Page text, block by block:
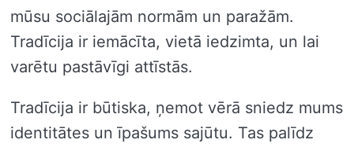
mūsu sociālajām normām un paražām.
Tradīcija ir iemācīta, vietā iedzimta, un lai
varētu pastāvīgi attīstās.
Tradīcija ir būtiska, ņemot vērā sniedz mums
identitātes un īpašums sajūtu. Tas palīdz